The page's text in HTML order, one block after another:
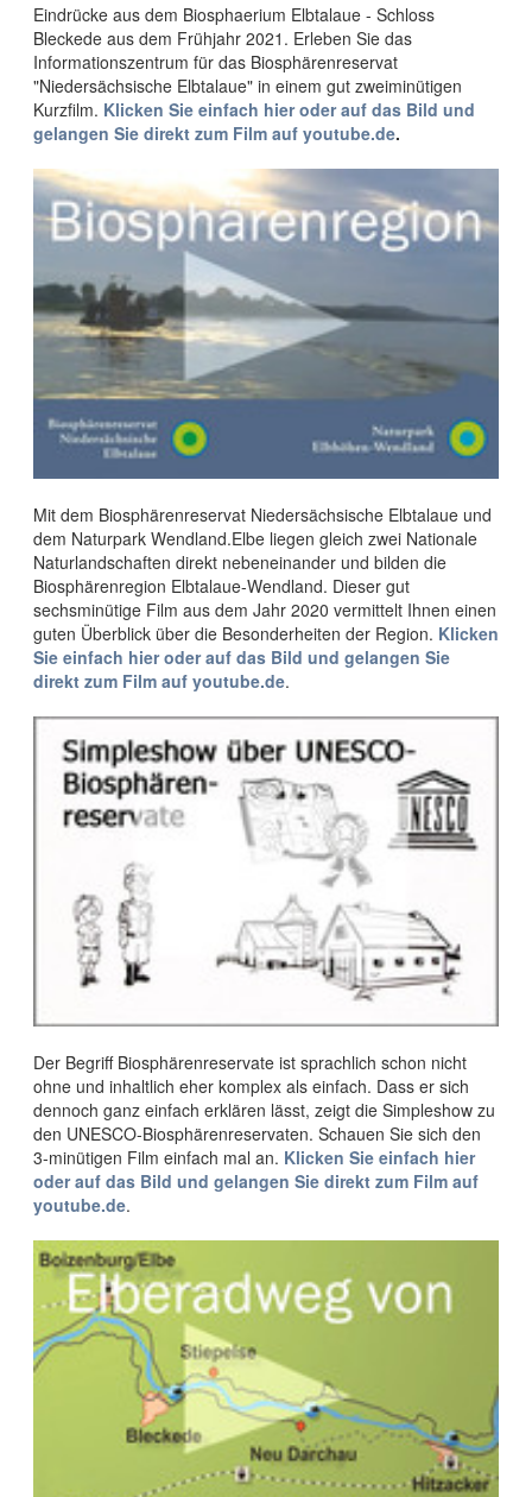
Eindrücke aus dem Biosphaerium Elbtalaue - Schloss
Bleckede aus dem Frühjahr 2021. Erleben Sie das
Informationszentrum für das Biosphärenreservat
"Niedersächsische Elbtalaue" in einem gut zweiminütigen
Kurzfilm. Klicken Sie einfach hier oder auf das Bild und
gelangen Sie direkt zum Film auf youtube.de.
Mit dem Biosphärenreservat Niedersächsische Elbtalaue und
dem Naturpark Wendland.Elbe liegen gleich zwei Nationale
Naturlandschaften direkt nebeneinander und bilden die
Biosphärenregion Elbtalaue-Wendland. Dieser gut
sechsminütige Film aus dem Jahr 2020 vermittelt Ihnen einen
guten Überblick über die Besonderheiten der Region. Klicken
Sie einfach hier oder auf das Bild und gelangen Sie
direkt zum Film auf youtube.de.
Der Begriff Biosphärenreservate ist sprachlich schon nicht
ohne und inhaltlich eher komplex als einfach. Dass er sich
dennoch ganz einfach erklären lässt, zeigt die Simpleshow zu
den UNESCO-Biosphärenreservaten. Schauen Sie sich den
3-minütigen Film einfach mal an. Klicken Sie einfach hier
oder auf das Bild und gelangen Sie direkt zum Film auf
youtube.de.